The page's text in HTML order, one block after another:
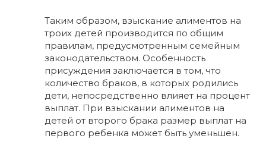
Таким образом, взыскание алиментов на
троих детей производится по общим
правилам, предусмотренным семейным
законодательством. Особенность
присуждения заключается в том, что
количество браков, в которых родились
дети, непосредственно влияет на процент
выплат. При взыскании алиментов на
детей от второго брака размер выплат на
первого ребенка может быть уменьшен.